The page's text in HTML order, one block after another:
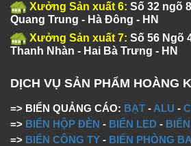
Xưởng Sản xuất 6: Số 32 ngõ
Quang Trung - Hà Đông - HN
Xưởng Sản xuất 7: Số 56 Ngõ
Thanh Nhàn - Hai Bà Trưng - HN
DỊCH VỤ SẢN PHẨM HOÀNG
=> BIỂN QUẢNG CÁO: BẠT - ALU -
=> BIỂN HỘP ĐÈN - BIỂN LED -
=> BIỂN CÔNG TY - BIỂN PHÒNG